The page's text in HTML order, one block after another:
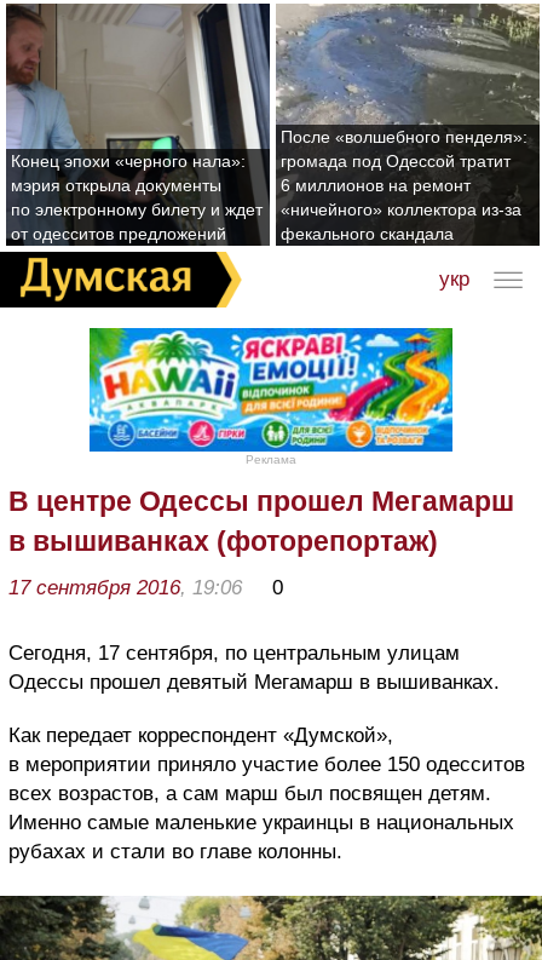
Конец эпохи «черного нала»:
мэрия открыла документы
по электронному билету и ждет
от одесситов предложений
После «волшебного пенделя»:
громада под Одессой тратит
6 миллионов на ремонт
«ничейного» коллектора из-за
фекального скандала
укр
Реклама
В центре Одессы прошел Мегамарш
в вышиванках (фоторепортаж)
17 сентября 2016, 19:06 0
Сегодня, 17 сентября, по центральным улицам
Одессы прошел девятый Мегамарш в вышиванках.
Как передает корреспондент «Думской»,
в мероприятии приняло участие более 150 одесситов
всех возрастов, а сам марш был посвящен детям.
Именно самые маленькие украинцы в национальных
рубахах и стали во главе колонны.